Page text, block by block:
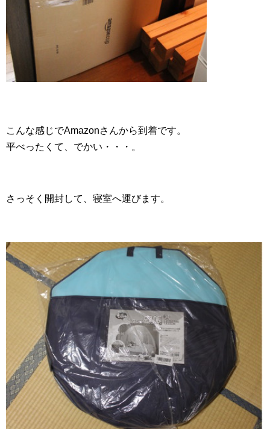
こんな感じでAmazonさんから到着です。
平べったくて、でかい・・・。
さっそく開封して、寝室へ運びます。